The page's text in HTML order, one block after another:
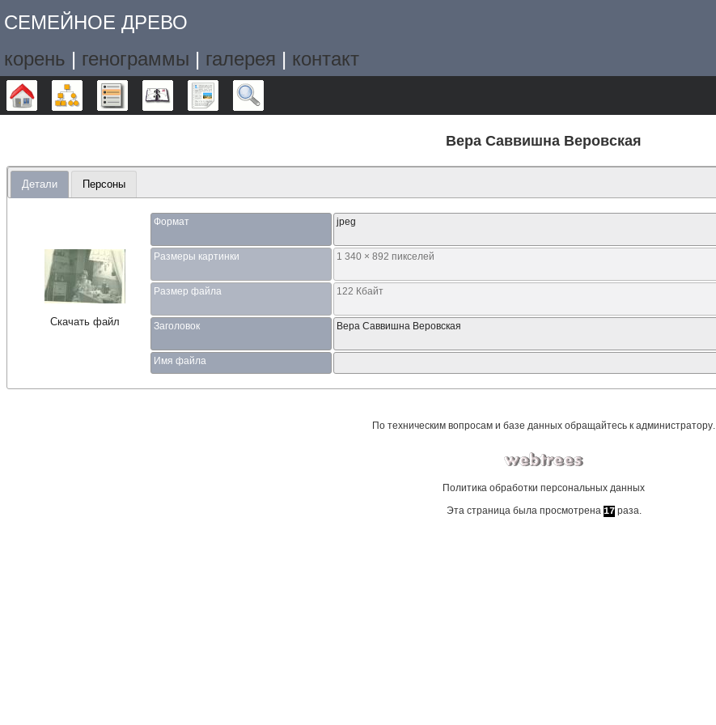
СЕМЕЙНОЕ ДРЕВО
корень | генограммы | галерея | контакт
Дерево Графики Списки Календарь Отчёты
Вера Саввишна Веровская
Детали Персоны
Скачать файл
Формат jpeg
Размеры картинки 1 340 × 892 пикселей
Размер файла 122 Кбайт
Заголовок Вера Саввишна Веровская
Имя файла
По техническим вопросам и базе данных обращайтесь к администратору.
Политика обработки персональных данных
Эта страница была просмотрена 17раза.